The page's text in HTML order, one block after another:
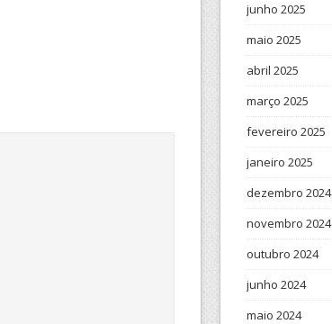
junho 2025
maio 2025
abril 2025
março 2025
fevereiro 2025
janeiro 2025
dezembro 2024
novembro 2024
outubro 2024
junho 2024
maio 2024